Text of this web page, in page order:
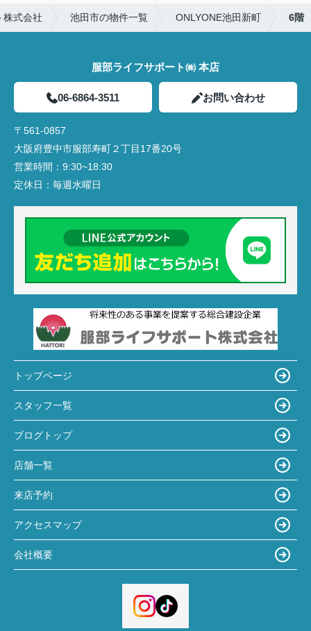
株式会社 池田市の物件一覧 ONLYONE池田新町 6階
服部ライフサポート㈱ 本店
06-6864-3511 お問い合わせ
〒561-0857
大阪府豊中市服部寿町２丁目17番20号
営業時間： 9:30~18:30
定休日： 毎週水曜日
トップページ
スタッフ一覧
ブログトップ
店舗一覧
来店予約
アクセスマップ
会社概要